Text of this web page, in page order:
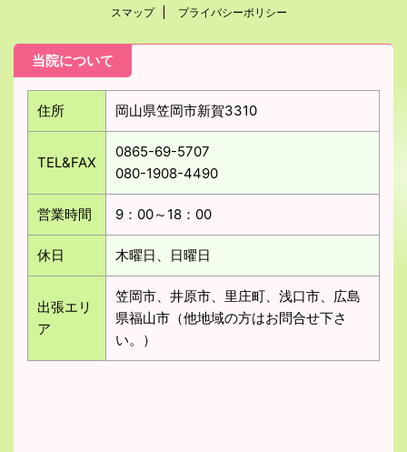
スマップ
プライバシーポリシー
当院について
住所 岡山県笠岡市新賀3310
TEL&FAX
0865-69-5707
080-1908-4490
営業時間 9：00～18：00
休日 木曜日、日曜日
出張エリ
ア
笠岡市、井原市、里庄町、浅口市、広島
県福山市（他地域の方はお問合せ下さ
い。）